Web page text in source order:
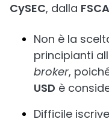
CySEC, dalla FSCA
Non è la
principianti
broker,
USD è
Difficile